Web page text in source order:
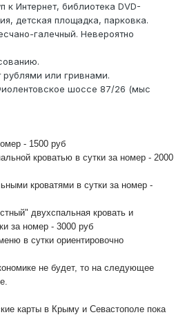
к Интернет, библиотека DVD-
детская площадка, парковка.
галечный. Невероятно
рублями или гривнами.
шоссе 87/26 (мыс
- 1500 руб
кроватью в сутки за номер - 2000
кроватями в сутки за номер -
двухспальная кровать и
за номер - 3000 руб
в сутки ориентировочно
не будет, то на следующее
карты в Крыму и Севастополе пока